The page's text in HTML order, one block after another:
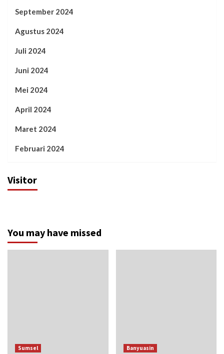
September 2024
Agustus 2024
Juli 2024
Juni 2024
Mei 2024
April 2024
Maret 2024
Februari 2024
Visitor
You may have missed
Sumsel Banyuasin